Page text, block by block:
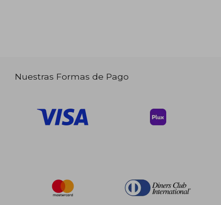
Nuestras Formas de Pago